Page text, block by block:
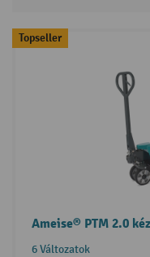
Topseller
Ameise® PTM 2.0
6 Változatok